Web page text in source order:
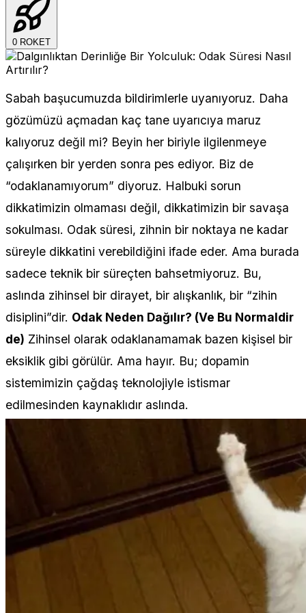
0 ROKET
Sabah başucumuzda bildirimlerle uyanıyoruz. Daha
gözümüzü açmadan kaç tane uyarıcıya maruz
kalıyoruz değil mi? Beyin her biriyle ilgilenmeye
çalışırken bir yerden sonra pes ediyor. Biz de
“odaklanamıyorum” diyoruz. Halbuki sorun
dikkatimizin olmaması değil, dikkatimizin bir savaşa
sokulması. Odak süresi, zihnin bir noktaya ne kadar
süreyle dikkatini verebildiğini ifade eder. Ama burada
sadece teknik bir süreçten bahsetmiyoruz. Bu,
aslında zihinsel bir dirayet, bir alışkanlık, bir “zihin
disiplini”dir. Odak Neden Dağılır? (Ve Bu Normaldir
de) Zihinsel olarak odaklanamamak bazen kişisel bir
eksiklik gibi görülür. Ama hayır. Bu; dopamin
sistemimizin çağdaş teknolojiyle istismar
edilmesinden kaynaklıdır aslında.